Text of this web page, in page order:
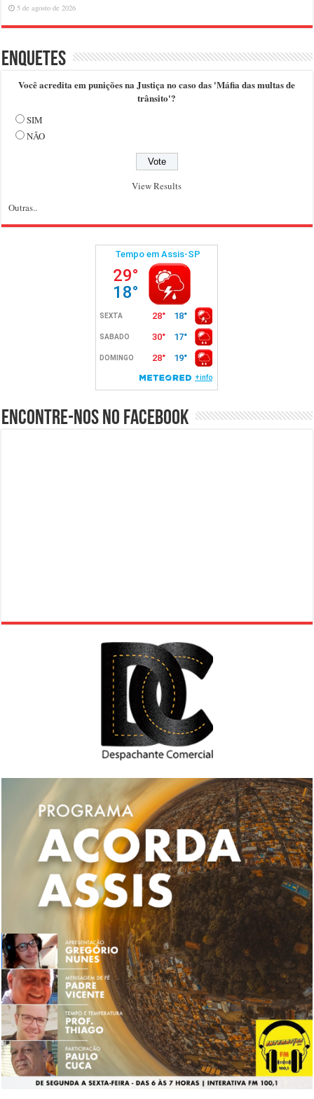
5 de agosto de 2026
Enquetes
Você acredita em punições na Justiça no caso das 'Máfia das multas de
trânsito'?
SIM
NÃO
View Results
Outras..
Encontre-nos no Facebook